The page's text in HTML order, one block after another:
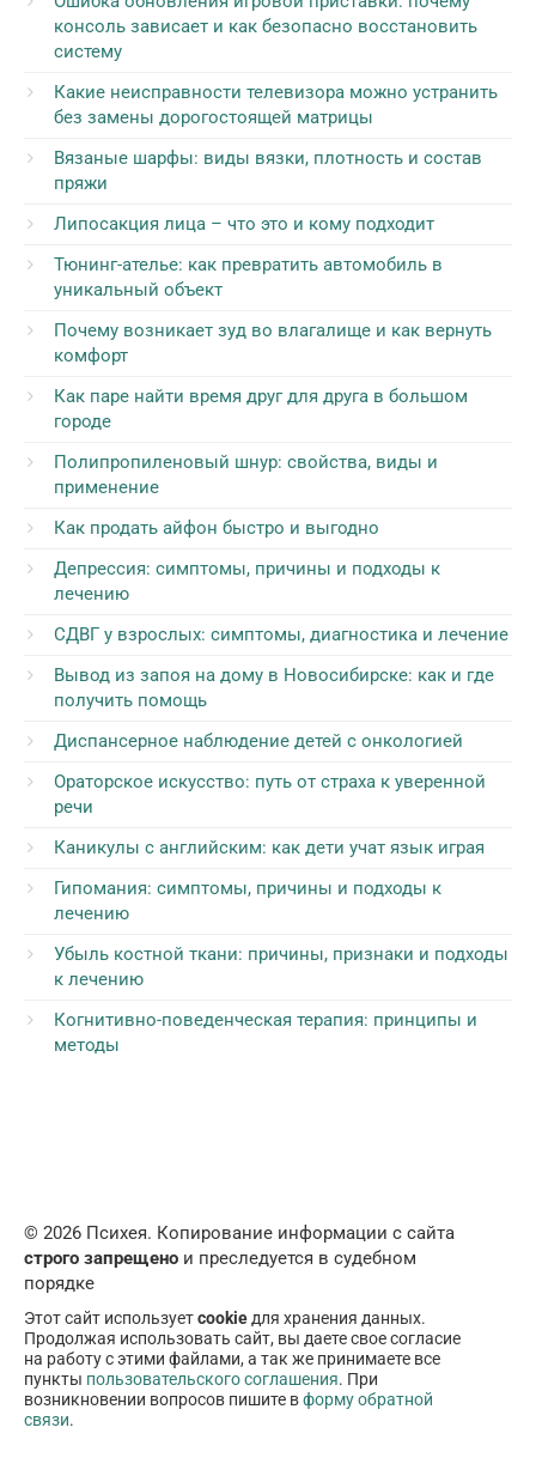
консоль зависает и как безопасно восстановить
систему
Какие неисправности телевизора можно устранить
без замены дорогостоящей матрицы
Вязаные шарфы: виды вязки, плотность и состав
пряжи
Липосакция лица – что это и кому подходит
Тюнинг-ателье: как превратить автомобиль в
уникальный объект
Почему возникает зуд во влагалище и как вернуть
комфорт
Как паре найти время друг для друга в большом
городе
Полипропиленовый шнур: свойства, виды и
применение
Как продать айфон быстро и выгодно
Депрессия: симптомы, причины и подходы к
лечению
СДВГ у взрослых: симптомы, диагностика и лечение
Вывод из запоя на дому в Новосибирске: как и где
получить помощь
Диспансерное наблюдение детей с онкологией
Ораторское искусство: путь от страха к уверенной
речи
Каникулы с английским: как дети учат язык играя
Гипомания: симптомы, причины и подходы к
лечению
Убыль костной ткани: причины, признаки и подходы
к лечению
Когнитивно-поведенческая терапия: принципы и
методы
© 2026 Психея. Копирование информации с сайта
строго запрещено и преследуется в судебном
порядке
Этот сайт используетcookie для хранения данных.
Продолжая использовать сайт, вы даете свое согласие
на работу с этими файлами, а так же принимаете все
пункты пользовательского соглашения. При
возникновении вопросов пишите вформу обратной
связи.